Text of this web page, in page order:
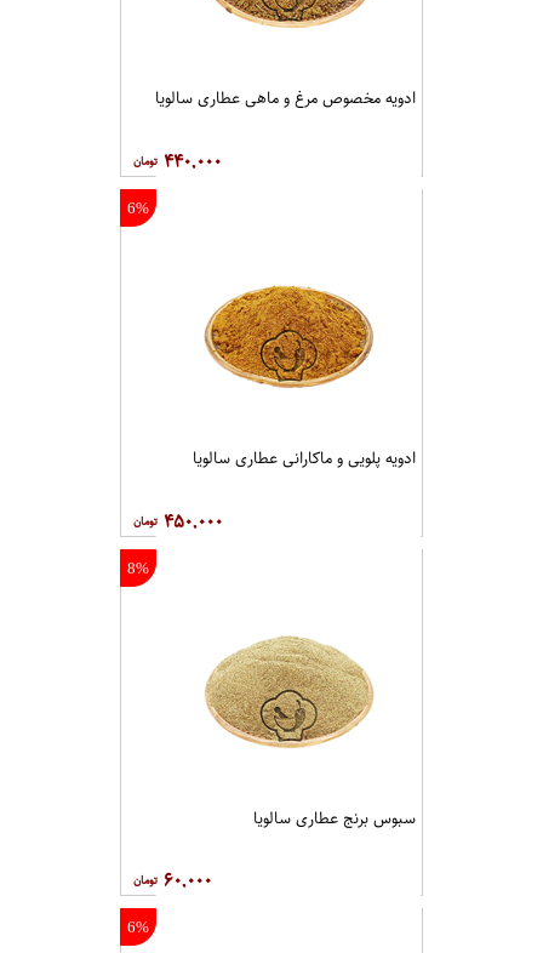
ادویه مخصوص مرغ و ماهی عطاری سالویا
۴۴۰,۰۰۰
6%
ادویه پلویی و ماکارانی عطاری سالویا
۴۵۰,۰۰۰
8%
سبوس برنج عطاری سالویا
۶۰,۰۰۰
6%